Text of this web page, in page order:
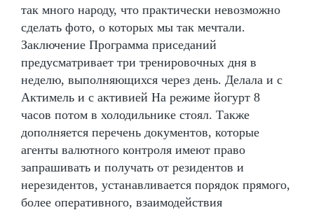
так много народу, что практически невозможно
сделать фото, о которых мы так мечтали.
Заключение Программа приседаний
предусматривает три тренировочных дня в
неделю, выполняющихся через день. Делала и с
Актимель и с активией На режиме йогурт 8
часов потом в холодильнике стоял. Также
дополняется перечень документов, которые
агенты валютного контроля имеют право
запрашивать и получать от резидентов и
нерезидентов, устанавливается порядок прямого,
более оперативного, взаимодействия